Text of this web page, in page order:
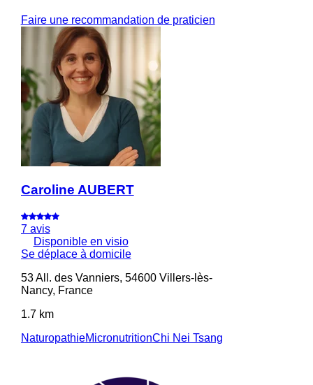
Faire une recommandation de praticien
Caroline AUBERT
7 avis
Disponible en visio
Se déplace à domicile
53 All. des Vanniers, 54600 Villers-lès-
Nancy, France
1.7 km
NaturopathieMicronutritionChi Nei Tsang